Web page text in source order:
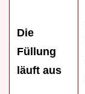
Die
Füllung
läuft aus